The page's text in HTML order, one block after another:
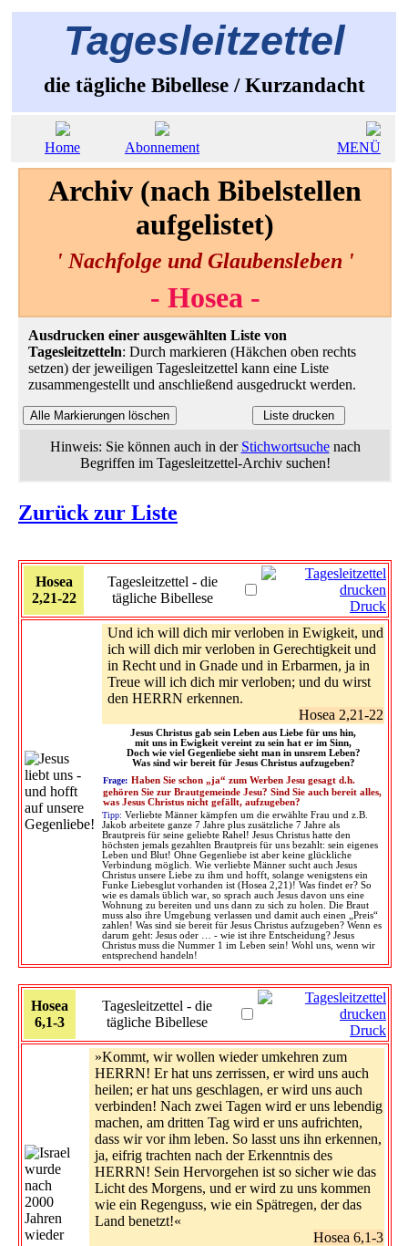
Tagesleitzettel
die tägliche Bibellese / Kurzandacht
Home Abonnement MENÜ
Archiv (nach Bibelstellen
aufgelistet)
' Nachfolge und Glaubensleben '
- Hosea -
Ausdrucken einer ausgewählten Liste von
Tagesleitzetteln: Durch markieren (Häkchen oben rechts
setzen) der jeweiligen Tagesleitzettel kann eine Liste
zusammengestellt und anschließend ausgedruckt werden.
Hinweis: Sie können auch in der Stichwortsuchenach
Begriffen im Tagesleitzettel-Archiv suchen!
Zurück zur Liste
Hosea
2,21-22
Tagesleitzettel - die
tägliche Bibellese
Druck
Und ich will dich mir verloben in Ewigkeit, und
ich will dich mir verloben in Gerechtigkeit und
in Recht und in Gnade und in Erbarmen, ja in
Treue will ich dich mir verloben; und du wirst
den HERRN erkennen.
Hosea 2,21-22
Jesus Christus gab sein Leben aus Liebe für uns hin,
mit uns in Ewigkeit vereint zu sein hat er im Sinn,
Doch wie viel Gegenliebe sieht man in unsrem Leben?
Was sind wir bereit für Jesus Christus aufzugeben?
Frage: Haben Sie schon „ja“ zum Werben Jesu gesagt d.h.
gehören Sie zur Brautgemeinde Jesu? Sind Sie auch bereit alles,
was Jesus Christus nicht gefällt, aufzugeben?
Tipp: Verliebte Männer kämpfen um die erwählte Frau und z.B.
Jakob arbeitete ganze 7 Jahre plus zusätzliche 7 Jahre als
Brautpreis für seine geliebte Rahel! Jesus Christus hatte den
höchsten jemals gezahlten Brautpreis für uns bezahlt: sein eigenes
Leben und Blut! Ohne Gegenliebe ist aber keine glückliche
Verbindung möglich. Wie verliebte Männer sucht auch Jesus
Christus unsere Liebe zu ihm und hofft, solange wenigstens ein
Funke Liebesglut vorhanden ist (Hosea 2,21)! Was findet er? So
wie es damals üblich war, so sprach auch Jesus davon uns eine
Wohnung zu bereiten und uns dann zu sich zu holen. Die Braut
muss also ihre Umgebung verlassen und damit auch einen „Preis“
zahlen! Was sind sie bereit für Jesus Christus aufzugeben? Wenn es
darum geht: Jesus oder … - wie ist ihre Entscheidung? Jesus
Christus muss die Nummer 1 im Leben sein! Wohl uns, wenn wir
entsprechend handeln!
Hosea
6,1-3
Tagesleitzettel - die
tägliche Bibellese
Druck
»Kommt, wir wollen wieder umkehren zum
HERRN! Er hat uns zerrissen, er wird uns auch
heilen; er hat uns geschlagen, er wird uns auch
verbinden! Nach zwei Tagen wird er uns lebendig
machen, am dritten Tag wird er uns aufrichten,
dass wir vor ihm leben. So lasst uns ihn erkennen,
ja, eifrig trachten nach der Erkenntnis des
HERRN! Sein Hervorgehen ist so sicher wie das
Licht des Morgens, und er wird zu uns kommen
wie ein Regenguss, wie ein Spätregen, der das
Land benetzt!«
Hosea 6,1-3